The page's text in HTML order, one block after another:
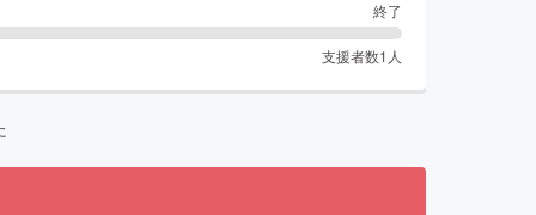
終了
支援者数1 人